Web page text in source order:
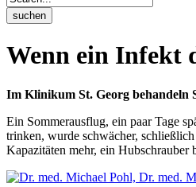
Wenn ein Infekt
Im Klinikum St. Georg behandeln
Ein Sommerausflug, ein paar Tage
trinken, wurde schwächer,
Kapazitäten mehr, ein